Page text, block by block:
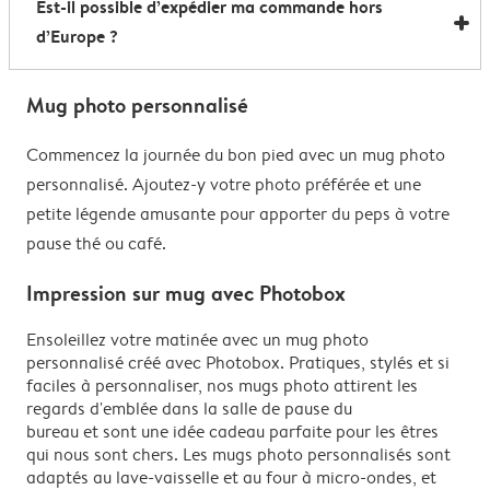
sans souci au micro-ondes et au lave-vaisselle. Seule
exception… nos mugs magiques à effet thermoréactif
qui préfèrent un lavage à la main pour préserver leur
effet surprise.
Est-il possible d’expédier ma commande hors
d’Europe ?
livraison dépendent de votre adresse et sont calculés
lors du processus de commande. Attention : ces frais
n’incluent pas les éventuels surcoûts appliqués par le
pays de destination, tels que les droits de douane, la
TVA à l’importation ou les frais de traitement
douanier. Ces frais supplémentaires restent à la
charge du destinataire. Pour savoir à l’avance si votre
nous vous conseillons de vous renseigner auprès du
service des douanes de votre pays.
Mug photo personnalisé
Commencez la journée du bon pied avec un mug photo
personnalisé. Ajoutez-y votre photo préférée et une
petite légende amusante pour apporter du peps à votre
pause thé ou café.
Impression sur mug avec Photobox
Ensoleillez votre matinée avec un mug photo
personnalisé créé avec Photobox. Pratiques, stylés et si
faciles à personnaliser, nos mugs photo attirent les
regards d'emblée dans la salle de pause du
bureau et sont une idée cadeau parfaite pour les êtres
qui nous sont chers. Les mugs photo personnalisés sont
adaptés au lave-vaisselle et au four à micro-ondes, et